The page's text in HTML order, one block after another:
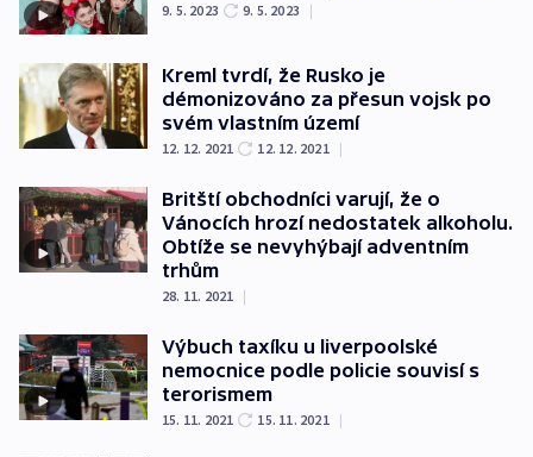
9. 5. 2023 9. 5. 2023 |
Kreml tvrdí, že Rusko je
démonizováno za přesun vojsk po
svém vlastním území
12. 12. 2021 12. 12. 2021 |
Britští obchodníci varují, že o
Vánocích hrozí nedostatek alkoholu.
Obtíže se nevyhýbají adventním
trhům
28. 11. 2021 |
Výbuch taxíku u liverpoolské
nemocnice podle policie souvisí s
terorismem
15. 11. 2021 15. 11. 2021 |